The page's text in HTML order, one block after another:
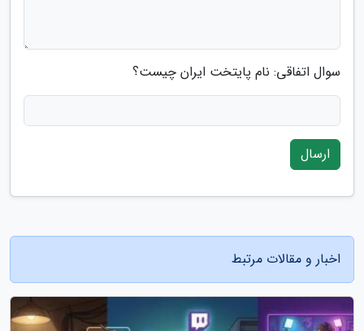
سوال اتفاقی: نام پایتخت ایران چیست؟
ارسال
اخبار و مقالات مرتبط